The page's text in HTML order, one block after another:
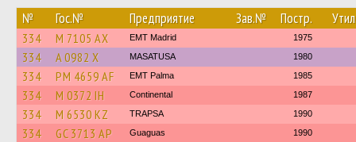
№ Гос.№ Предприятие Зав.№ Постр.
334 M 7105 AX EMT Madrid 1975
334 A 0982 X MASATUSA 1980
334 PM 4659 AF EMT Palma 1985
334 M 0372 IH Continental 1987
334 M 6530 KZ TRAPSA 1990
334 GC 3713 AP Guaguas 1990